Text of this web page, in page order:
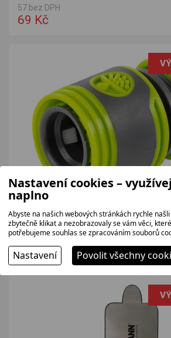
57 bez DPH
69 Kč
FIELDMANN FZH9206
Stopspojka umožňuje rychlé připojení
(13 mm) s automatickým zastavením
57 bez DPH
69 Kč
Nastavení cookies –
naplno
Abyste na našich webových stránkách rychle
zbytečně klikat a nezobrazovaly se vám věci,
potřebujeme souhlas se zpracováním souborů
Nastavení Povolit všechny